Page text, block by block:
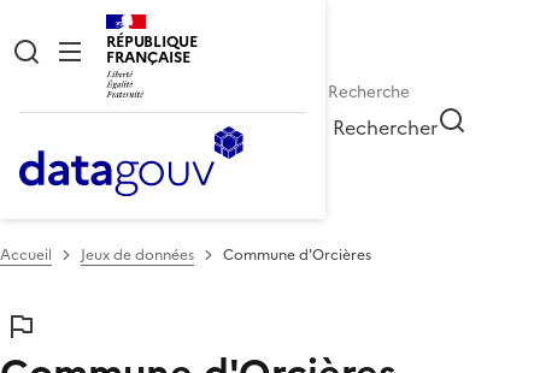
RÉPUBLIQUE
FRANÇAISE
Rechercher
Accueil Jeux de données Commune d'Orcières